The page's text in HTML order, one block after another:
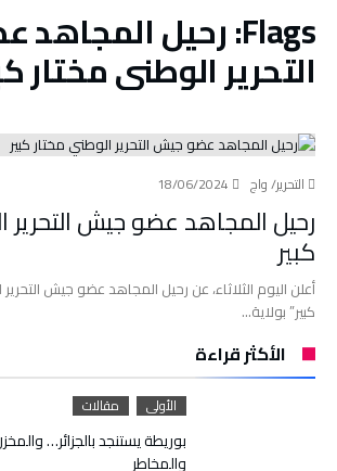
Flags: رحيل
التحرير الوطني مختار
التحرير/ واج
18/06/2024
رحيل المجاهد عضو جيش التحرير
كبير
أعلن اليوم الثلاثاء، عن رحيل المجاهد عضو جيش التحرير
كبير” بولاية…
الأكثر قراءة
الأولى مقالات
بوريطة يستنجد بالجزائر…
والمخاطر